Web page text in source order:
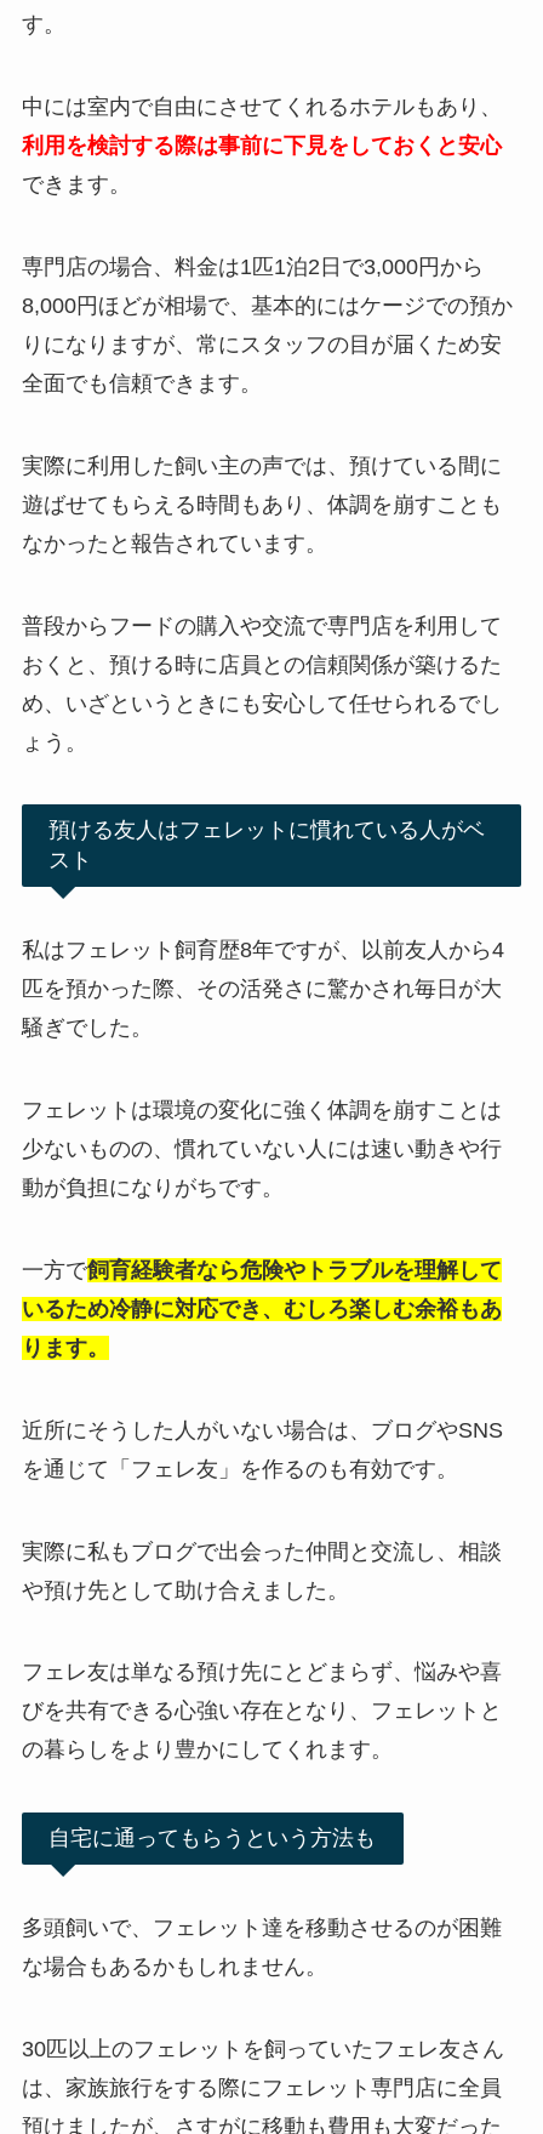
す。
中には室内で自由にさせてくれるホテルもあり、
利用を検討する際は事前に下見をしておくと安心
できます。
専門店の場合、料金は1匹1泊2日で3,000円から
8,000円ほどが相場で、基本的にはケージでの預か
りになりますが、常にスタッフの目が届くため安
全面でも信頼できます。
実際に利用した飼い主の声では、預けている間に
遊ばせてもらえる時間もあり、体調を崩すことも
なかったと報告されています。
普段からフードの購入や交流で専門店を利用して
おくと、預ける時に店員との信頼関係が築けるた
め、いざというときにも安心して任せられるでし
ょう。
預ける友人はフェレットに慣れている人がベ
スト
私はフェレット飼育歴8年ですが、以前友人から4
匹を預かった際、その活発さに驚かされ毎日が大
騒ぎでした。
フェレットは環境の変化に強く体調を崩すことは
少ないものの、慣れていない人には速い動きや行
動が負担になりがちです。
一方で飼育経験者なら危険やトラブルを理解して
いるため冷静に対応でき、むしろ楽しむ余裕もあ
ります。
近所にそうした人がいない場合は、ブログやSNS
を通じて「フェレ友」を作るのも有効です。
実際に私もブログで出会った仲間と交流し、相談
や預け先として助け合えました。
フェレ友は単なる預け先にとどまらず、悩みや喜
びを共有できる心強い存在となり、フェレットと
の暮らしをより豊かにしてくれます。
自宅に通ってもらうという方法も
多頭飼いで、フェレット達を移動させるのが困難
な場合もあるかもしれません。
30匹以上のフェレットを飼っていたフェレ友さん
は、家族旅行をする際にフェレット専門店に全員
預けましたが、さすがに移動も費用も大変だった